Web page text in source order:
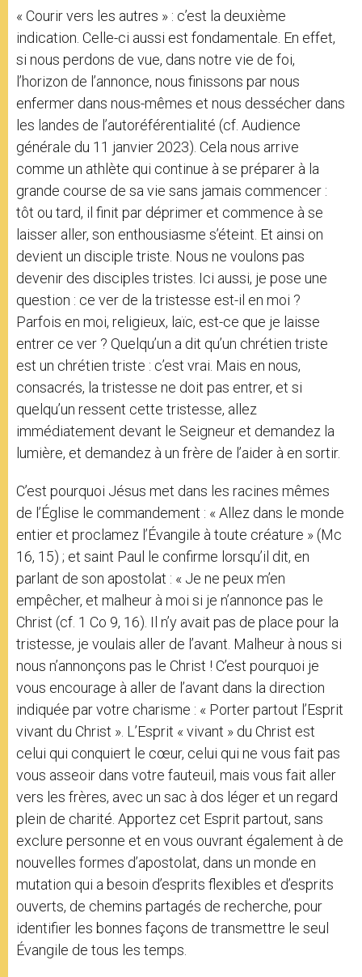
« Courir vers les autres » : c’est la deuxième
indication. Celle-ci aussi est fondamentale. En effet,
si nous perdons de vue, dans notre vie de foi,
l’horizon de l’annonce, nous finissons par nous
enfermer dans nous-mêmes et nous dessécher dans
les landes de l’autoréférentialité (cf. Audience
générale du 11 janvier 2023). Cela nous arrive
comme un athlète qui continue à se préparer à la
grande course de sa vie sans jamais commencer :
tôt ou tard, il finit par déprimer et commence à se
laisser aller, son enthousiasme s’éteint. Et ainsi on
devient un disciple triste. Nous ne voulons pas
devenir des disciples tristes. Ici aussi, je pose une
question : ce ver de la tristesse est-il en moi ?
Parfois en moi, religieux, laïc, est-ce que je laisse
entrer ce ver ? Quelqu’un a dit qu’un chrétien triste
est un chrétien triste : c’est vrai. Mais en nous,
consacrés, la tristesse ne doit pas entrer, et si
quelqu’un ressent cette tristesse, allez
immédiatement devant le Seigneur et demandez la
lumière, et demandez à un frère de l’aider à en sortir.
C’est pourquoi Jésus met dans les racines mêmes
de l’Église le commandement : « Allez dans le monde
entier et proclamez l’Évangile à toute créature » (Mc
16, 15) ; et saint Paul le confirme lorsqu’il dit, en
parlant de son apostolat : « Je ne peux m’en
empêcher, et malheur à moi si je n’annonce pas le
Christ (cf. 1 Co 9, 16). Il n’y avait pas de place pour la
tristesse, je voulais aller de l’avant. Malheur à nous si
nous n’annonçons pas le Christ ! C’est pourquoi je
vous encourage à aller de l’avant dans la direction
indiquée par votre charisme : « Porter partout l’Esprit
vivant du Christ ». L’Esprit « vivant » du Christ est
celui qui conquiert le cœur, celui qui ne vous fait pas
vous asseoir dans votre fauteuil, mais vous fait aller
vers les frères, avec un sac à dos léger et un regard
plein de charité. Apportez cet Esprit partout, sans
exclure personne et en vous ouvrant également à de
nouvelles formes d’apostolat, dans un monde en
mutation qui a besoin d’esprits flexibles et d’esprits
ouverts, de chemins partagés de recherche, pour
identifier les bonnes façons de transmettre le seul
Évangile de tous les temps.